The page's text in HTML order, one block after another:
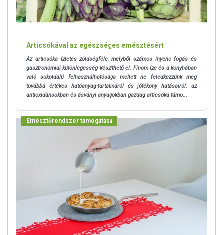
tápanyagokat. Bár az étrend-kiegészítők kedvező élettani hatással
rendelkezhetnek, amely egyénenként eltérő lehet, jelölésük,
tulajdonítani.
A termék nem helyettesíti a kiegyensúlyozott, vegyes étrendet és az
egészséges életmódot! A termék nem gyógyít betegségeket! A termék
nem az orvosi kezelés helyettesítésére alkalmas! Betegség esetén
használatát beszélje meg kezelőorvosával. Az ajánlott napi
fogyasztási mennyiséget ne lépje túl! Ne szedje a készítményt, ha az
összetevők bármelyikére érzékeny vagy allergiás! Kisgyermektől
Articsókával az egészséges emésztésért
Az articsóka ízletes zöldségféle, melyből számos ínyenc fogás és
gasztronómiai különlegesség készíthető el. Finom íze és a konyhában
való sokoldalú felhasználhatósága mellett ne feledkezzünk meg
továbbá értékes hatóanyag-tartalmáról és jótékony hatásairól: az
antioxidánsokban és ásványi anyagokban gazdag articsóka támo...
Emésztőrendszer támogatása